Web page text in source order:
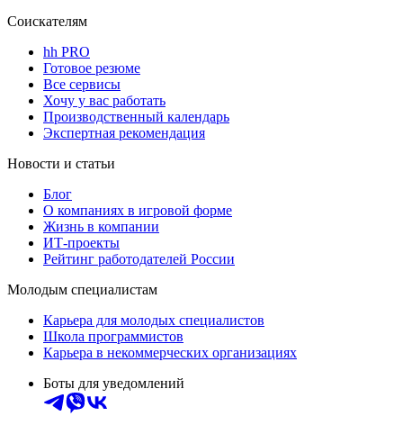
Соискателям
hh PRO
Готовое резюме
Все сервисы
Хочу у вас работать
Производственный календарь
Экспертная рекомендация
Новости и статьи
Блог
О компаниях в игровой форме
Жизнь в компании
ИТ-проекты
Рейтинг работодателей России
Молодым специалистам
Карьера для молодых специалистов
Школа программистов
Карьера в некоммерческих организациях
Боты для уведомлений